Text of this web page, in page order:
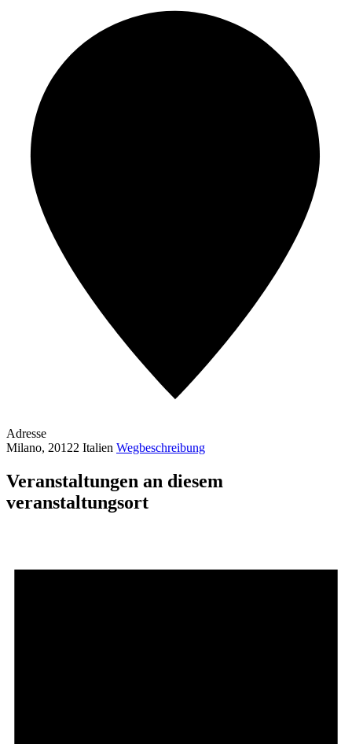
Adresse
Milano, 20122 Italien Wegbeschreibung
Veranstaltungen an diesem
veranstaltungsort